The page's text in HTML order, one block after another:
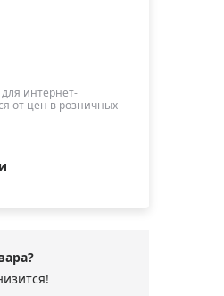
окружающей
интернет-
от цен в розничных